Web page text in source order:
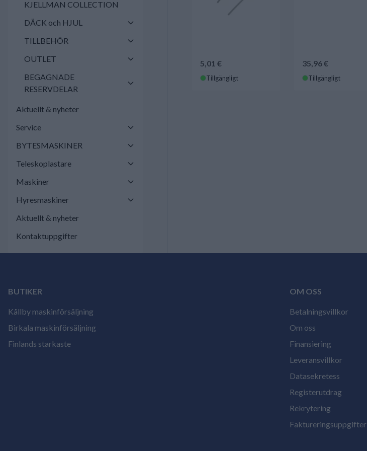
KJELLMAN COLLECTION
DÄCK och HJUL
TILLBEHÖR
OUTLET
BEGAGNADE
RESERVDELAR
Aktuellt & nyheter
Service
BYTESMASKINER
Teleskoplastare
Maskiner
Hyresmaskiner
Aktuellt & nyheter
Kontaktuppgifter
5,01 €
Tillgängligt
35,96 €
Tillgängligt
BUTIKER
Kållby maskinförsäljning
Birkala maskinförsäljning
Finlands starkaste
OM OSS
Betalningsvillkor
Om oss
Finansiering
Leveransvillkor
Datasekretess
Registerutdrag
Rekrytering
Faktureringsuppgifter